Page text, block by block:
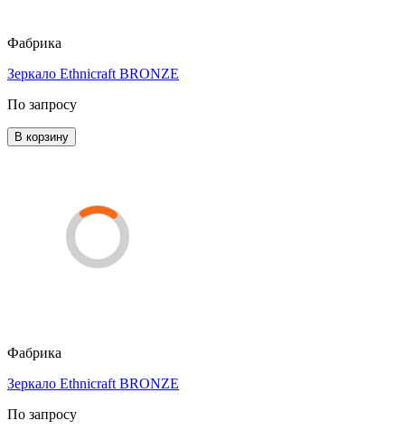
Фабрика
Зеркало Ethnicraft BRONZE
По запросу
В корзину
Фабрика
Зеркало Ethnicraft BRONZE
По запросу